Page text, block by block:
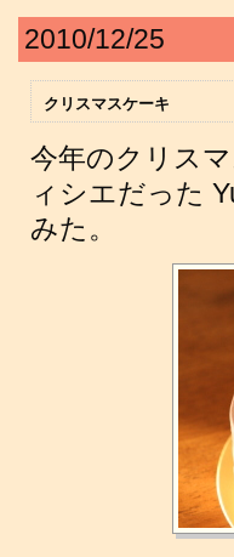
2010/12/25
クリスマスケーキ
今年のクリス
ィシエだった
みた。